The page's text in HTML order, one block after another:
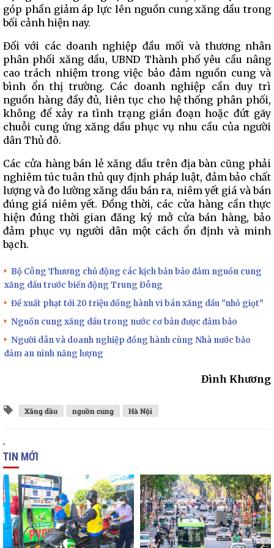
góp phần giảm áp lực lên nguồn cung xăng dầu trong
bối cảnh hiện nay.
Đối với các doanh nghiệp đầu mối và thương nhân
phân phối xăng dầu, UBND Thành phố yêu cầu nâng
cao trách nhiệm trong việc bảo đảm nguồn cung và
bình ổn thị trường. Các doanh nghiệp cần duy trì
nguồn hàng đầy đủ, liên tục cho hệ thống phân phối,
không để xảy ra tình trạng gián đoạn hoặc đứt gãy
chuỗi cung ứng xăng dầu phục vụ nhu cầu của người
dân Thủ đô.
Các cửa hàng bán lẻ xăng dầu trên địa bàn cũng phải
nghiêm túc tuân thủ quy định pháp luật, đảm bảo chất
lượng và đo lường xăng dầu bán ra, niêm yết giá và bán
đúng giá niêm yết. Đồng thời, các cửa hàng cần thực
hiện đúng thời gian đăng ký mở cửa bán hàng, bảo
đảm phục vụ người dân một cách ổn định và minh
bạch.
Bộ Công Thương chủ động các kịch bản bảo đảm nguồn cung
xăng dầu trước biến động Trung Đông
Đề xuất phạt tới 20 triệu đồng hành vi bán xăng dầu "nhỏ giọt"
Nguồn cung xăng dầu trong nước cơ bản được đảm bảo
Người dân và doanh nghiệp đồng hành cùng Nhà nước bảo
đảm an ninh năng lượng
Đình Khương
Xăng dầu nguồn cung Hà Nội
TIN MỚI